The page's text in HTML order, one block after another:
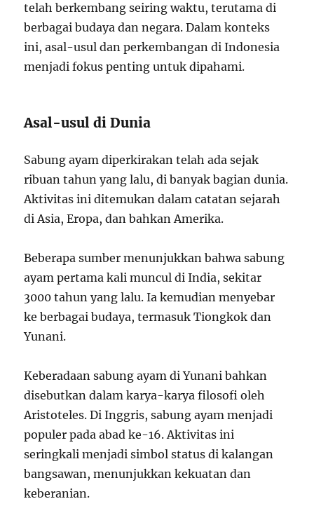
telah berkembang seiring waktu, terutama di
berbagai budaya dan negara. Dalam konteks
ini, asal-usul dan perkembangan di Indonesia
menjadi fokus penting untuk dipahami.
Asal-usul di Dunia
Sabung ayam diperkirakan telah ada sejak
ribuan tahun yang lalu, di banyak bagian dunia.
Aktivitas ini ditemukan dalam catatan sejarah
di Asia, Eropa, dan bahkan Amerika.
Beberapa sumber menunjukkan bahwa sabung
ayam pertama kali muncul di India, sekitar
3000 tahun yang lalu. Ia kemudian menyebar
ke berbagai budaya, termasuk Tiongkok dan
Yunani.
Keberadaan sabung ayam di Yunani bahkan
disebutkan dalam karya-karya filosofi oleh
Aristoteles. Di Inggris, sabung ayam menjadi
populer pada abad ke-16. Aktivitas ini
seringkali menjadi simbol status di kalangan
bangsawan, menunjukkan kekuatan dan
keberanian.